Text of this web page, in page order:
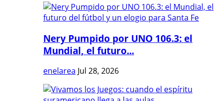
Nery Pumpido por UNO 106.3: el
Mundial, el futuro...
enelarea Jul 28, 2026